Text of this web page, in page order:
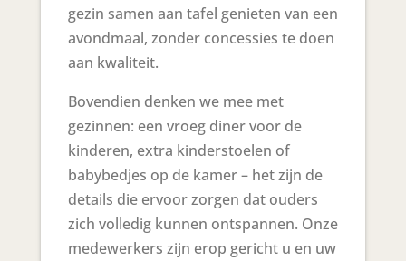
gezin samen aan tafel genieten van een
avondmaal, zonder concessies te doen
aan kwaliteit.
Bovendien denken we mee met
gezinnen: een vroeg diner voor de
kinderen, extra kinderstoelen of
babybedjes op de kamer – het zijn de
details die ervoor zorgen dat ouders
zich volledig kunnen ontspannen. Onze
medewerkers zijn erop gericht u en uw